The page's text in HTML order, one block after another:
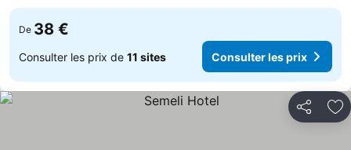
De 38 €
Consulter les prix de 11 sites Consulter les prix
Partager